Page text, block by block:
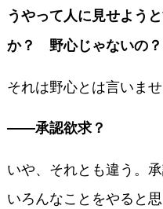
うやって人に見せよう
か？ 野心じゃないの？
それは野心とは言いませ
――承認欲求？
いや、それとも違う。
いろんなことをやると思